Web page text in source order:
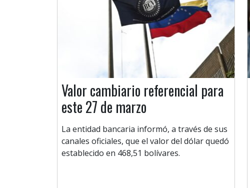
Valor cambiario referencial para
este 27 de marzo
La entidad bancaria informó, a través de sus
canales oficiales, que el valor del dólar quedó
establecido en 468,51 bolívares.